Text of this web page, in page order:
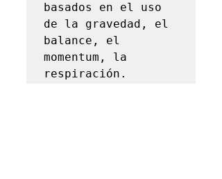
basados en el uso
de la gravedad, el
balance, el
momentum, la
respiración.